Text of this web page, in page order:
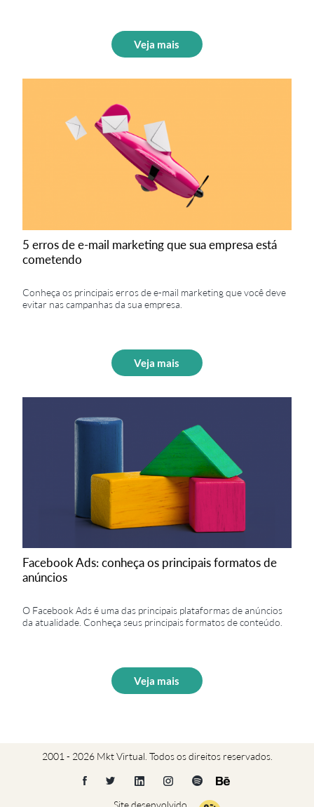
Veja mais
5 erros de e-mail marketing que sua empresa está
cometendo
Conheça os principais erros de e-mail marketing que você deve
evitar nas campanhas da sua empresa.
Veja mais
Facebook Ads: conheça os principais formatos de
anúncios
O Facebook Ads é uma das principais plataformas de anúncios
da atualidade. Conheça seus principais formatos de conteúdo.
Veja mais
2001 - 2026 Mkt Virtual. Todos os direitos reservados.
Site desenvolvido